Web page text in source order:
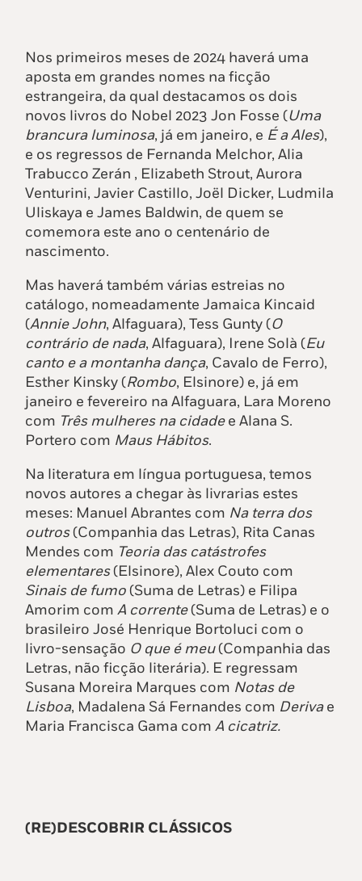
Nos primeiros meses de 2024 haverá uma
aposta em grandes nomes na ficção
estrangeira, da qual destacamos os dois
novos livros do Nobel 2023 Jon Fosse (Uma
brancura luminosa, já em janeiro, e É a Ales),
e os regressos de Fernanda Melchor, Alia
Trabucco Zerán , Elizabeth Strout, Aurora
Venturini, Javier Castillo, Joël Dicker, Ludmila
Uliskaya e James Baldwin, de quem se
comemora este ano o centenário de
nascimento.
Mas haverá também várias estreias no
catálogo, nomeadamente Jamaica Kincaid
(AnnieJohn, Alfaguara), Tess Gunty (O
contrário de nada, Alfaguara), Irene Solà (Eu
canto e a montanha dança, Cavalo de Ferro),
Esther Kinsky (Rombo, Elsinore) e, já em
janeiro e fevereiro na Alfaguara, Lara Moreno
com Três mulheres na cidadee Alana S.
Portero com Maus Hábitos.
Na literatura em língua portuguesa, temos
novos autores a chegar às livrarias estes
meses: Manuel Abrantes com Na terra dos
outros(Companhia das Letras), Rita Canas
Mendes com Teoria das catástrofes
elementares(Elsinore), Alex Couto com
Sinais de fumo(Suma de Letras) e Filipa
Amorim com A corrente(Suma de Letras) e o
brasileiro José Henrique Bortoluci com o
livro-sensação O que émeu(Companhia das
Letras, não ficção literária). E regressam
Susana Moreira Marques com Notas de
Lisboa, Madalena Sá Fernandes com Derivae
Maria Francisca Gama com A cicatriz.
(RE)DESCOBRIR CLÁSSICOS